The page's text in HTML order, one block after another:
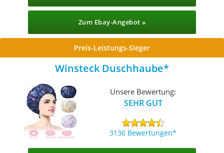
Zum Ebay-Angebot »
Preis-Leistungs-Sieger
Winsteck Duschhaube
Unsere Bewertung:
SEHR GUT
3136 Bewertungen